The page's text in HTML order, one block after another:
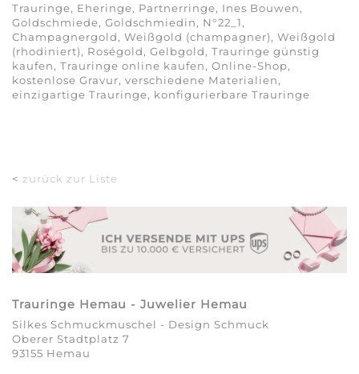
Trauringe, Eheringe, Partnerringe, Ines Bouwen,
Goldschmiede, Goldschmiedin, N°22_1,
Champagnergold, Weißgold (champagner), Weißgold
(rhodiniert), Roségold, Gelbgold, Trauringe günstig
kaufen, Trauringe online kaufen, Online-Shop,
kostenlose Gravur, verschiedene Materialien,
einzigartige Trauringe, konfigurierbare Trauringe
< zurück zur Liste
Trauringe Hemau - Juwelier Hemau
Silkes Schmuckmuschel - Design Schmuck
Oberer Stadtplatz 7
93155 Hemau